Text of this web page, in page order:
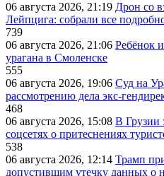
06 августа 2026, 21:19 Дрон со
Лейпцига: собрали все
739
06 августа 2026, 21:06 Ребёнок
урагана в Смоленске
555
06 августа 2026, 19:06 Суд на
рассмотрению дела экс-
468
06 августа 2026, 15:08 В Грузии
соцсетях о притеснениях
538
06 августа 2026, 12:14 Трамп
допустившим утечку данных о